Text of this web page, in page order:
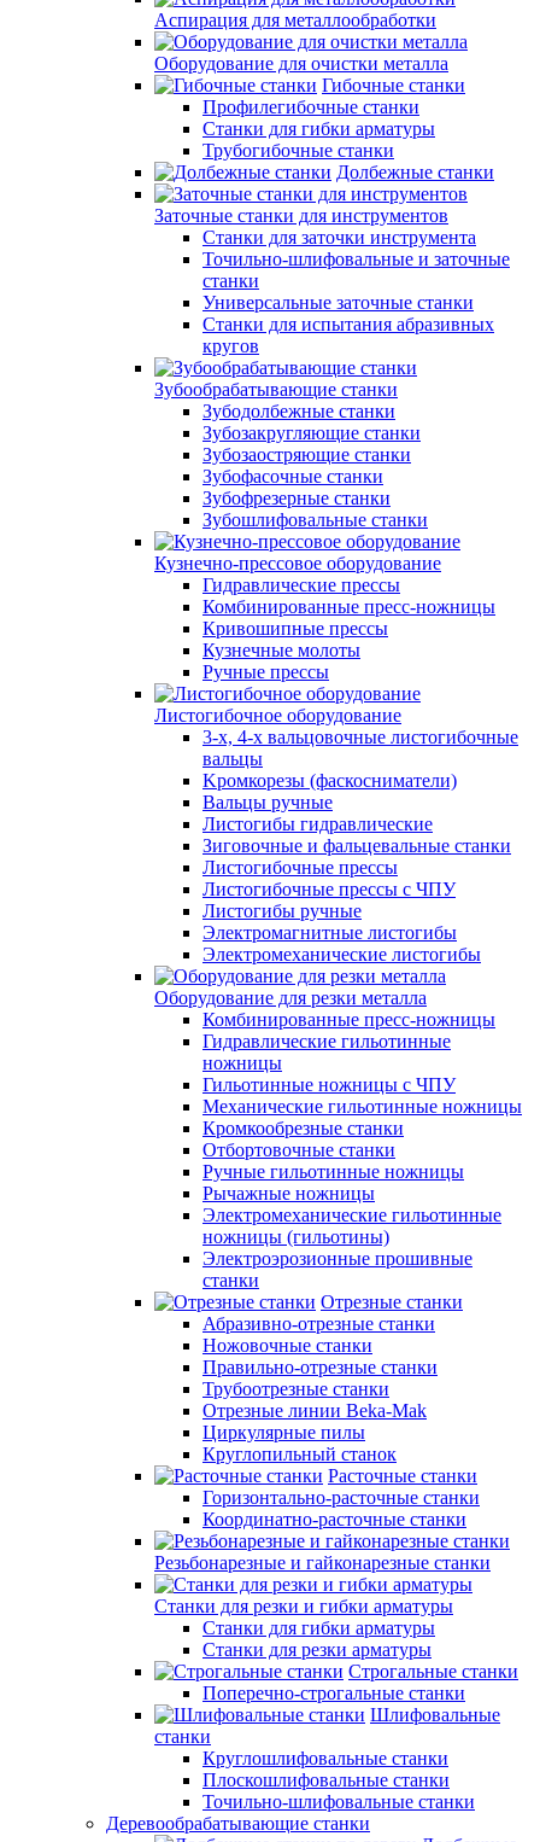
Аспирация для металлообработки
Оборудование для очистки металла
Гибочные станки
Профилегибочные станки
Станки для гибки арматуры
Трубогибочные станки
Долбежные станки
Заточные станки для инструментов
Станки для заточки инструмента
Точильно-шлифовальные и заточные
станки
Универсальные заточные станки
Станки для испытания абразивных
кругов
Зубообрабатывающие станки
Зубодолбежные станки
Зубозакругляющие станки
Зубозаостряющие станки
Зубофасочные станки
Зубофрезерные станки
Зубошлифовальные станки
Кузнечно-прессовое оборудование
Гидравлические прессы
Комбинированные пресс-ножницы
Кривошипные прессы
Кузнечные молоты
Ручные прессы
Листогибочное оборудование
3-х, 4-х вальцовочные листогибочные
вальцы
Kромкорезы (фаскосниматели)
Вальцы ручные
Листогибы гидравлические
Зиговочные и фальцевальные станки
Листогибочные прессы
Листогибочные прессы с ЧПУ
Листогибы ручные
Электромагнитные листогибы
Электромеханические листогибы
Оборудование для резки металла
Комбинированные пресс-ножницы
Гидравлические гильотинные
ножницы
Гильотинные ножницы с ЧПУ
Механические гильотинные ножницы
Кромкообрезные станки
Отбортовочные станки
Ручные гильотинные ножницы
Рычажные ножницы
Электромеханические гильотинные
ножницы (гильотины)
Электроэрозионные прошивные
станки
Отрезные станки
Абразивно-отрезные станки
Ножовочные станки
Правильно-отрезные станки
Трубоотрезные станки
Отрезные линии Beka-Mak
Циркулярные пилы
Круглопильный станок
Расточные станки
Горизонтально-расточные станки
Координатно-расточные станки
Резьбонарезные и гайконарезные станки
Станки для резки и гибки арматуры
Станки для гибки арматуры
Станки для резки арматуры
Строгальные станки
Поперечно-строгальные станки
Шлифовальные
станки
Круглошлифовальные станки
Плоскошлифовальные станки
Точильно-шлифовальные станки
Деревообрабатывающие станки